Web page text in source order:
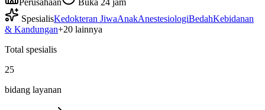
Perusahaan
Buka 24 jam
SpesialisKedokteran JiwaAnakAnestesiologiBedahKebidanan
& Kandungan+20 lainnya
Total spesialis
25
bidang layanan